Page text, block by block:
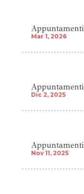
Mar 1, 2026
Dic 2, 2025
Nov 11, 2025